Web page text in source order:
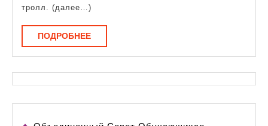
политике
тролл. (далее…)
ПОДРОБНЕЕПОДРОБНЕЕ